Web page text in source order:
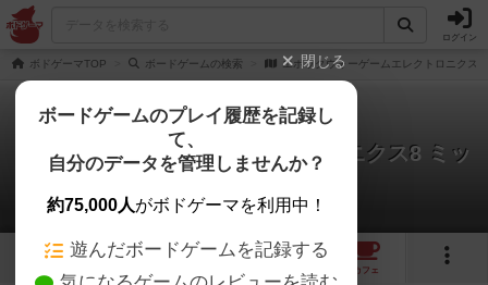
ログイン
ボドゲーマTOP ボードゲームの検索 エポックウォーゲームエレクトロニクス
エポックウォーゲームエレクトロニクス8 ミッ
ドウェー沖海戦
0店のカフェ/スペースが提供中
4 1
カフェ
閉じる
ボードゲームのプレイ履歴を記録し
て、
自分のデータを管理しませんか？
約75,000人がボドゲーマを利用中！
遊んだボードゲームを記録する